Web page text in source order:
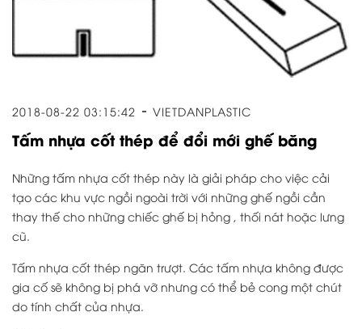
2018-08-22 03:15:42 VIETDANPLASTIC
Tấm nhựa cốt thép để đổi mới ghế băng
Những tấm nhựa cốt thép này là giải pháp cho việc cải
tạo các khu vực ngồi ngoài trời với những ghế ngồi cần
thay thế cho những chiếc ghế bị hỏng , thối nát hoặc lưng
cũ.
Tấm nhựa cốt thép ngăn trượt. Các tấm nhựa không được
gia cố sẽ không bị phá vỡ nhưng có thể bẻ cong một chút
do tính chất của nhựa.